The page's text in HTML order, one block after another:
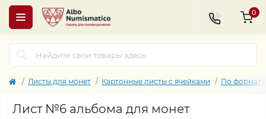
0
Листы для монет Картонные листы с ячейками По формату
Лист №6 альбома для монет